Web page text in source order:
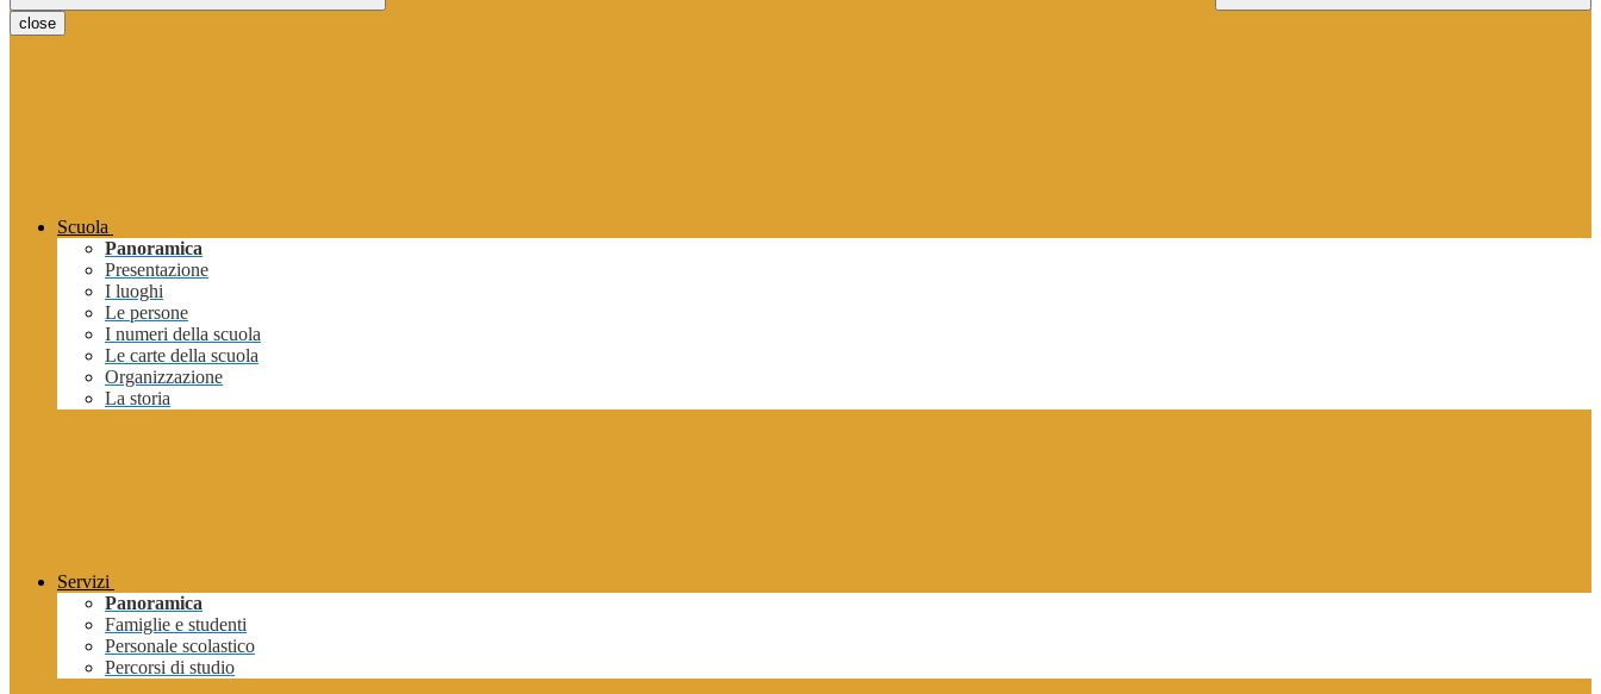
close
Scuola
Panoramica
Presentazione
I luoghi
Le persone
I numeri della scuola
Le carte della scuola
Organizzazione
La storia
Servizi
Panoramica
Famiglie e studenti
Personale scolastico
Percorsi di studio